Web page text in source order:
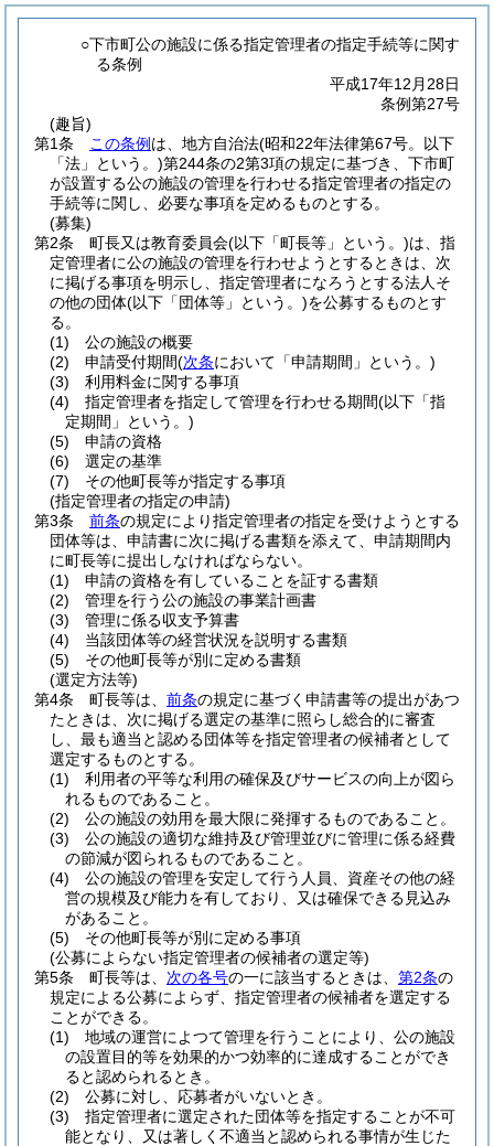
○下市町公の施設に係る指定管理者の指定手続等に関す
る条例
平成17年12月28日
条例第27号
(趣旨)
第1条
この条例 は、地方自治法(昭和22年法律第67号。以下
「法」という。)第244条の2第3項の規定に基づき、下市町
が設置する公の施設の管理を行わせる指定管理者の指定の
手続等に関し、必要な事項を定めるものとする。
(募集)
第2条
町長又は教育委員会(以下「町長等」という。)は、指
定管理者に公の施設の管理を行わせようとするときは、次
に掲げる事項を明示し、指定管理者になろうとする法人そ
の他の団体(以下「団体等」という。)を公募するものとす
る。
(1)
公の施設の概要
(2)
申請受付期間(次条において「申請期間」という。)
(3)
利用料金に関する事項
(4)
指定管理者を指定して管理を行わせる期間(以下「指
定期間」という。)
(5)
申請の資格
(6)
選定の基準
(7)
その他町長等が指定する事項
(指定管理者の指定の申請)
第3条
前条の規定により指定管理者の指定を受けようとする
団体等は、申請書に次に掲げる書類を添えて、申請期間内
に町長等に提出しなければならない。
(1)
申請の資格を有していることを証する書類
(2)
管理を行う公の施設の事業計画書
(3)
管理に係る収支予算書
(4)
当該団体等の経営状況を説明する書類
(5)
その他町長等が別に定める書類
(選定方法等)
第4条
町長等は、 前条の規定に基づく申請書等の提出があつ
たときは、次に掲げる選定の基準に照らし総合的に審査
し、最も適当と認める団体等を指定管理者の候補者として
選定するものとする。
(1)
利用者の平等な利用の確保及びサービスの向上が図ら
れるものであること。
(2)
公の施設の効用を最大限に発揮するものであること。
(3)
公の施設の適切な維持及び管理並びに管理に係る経費
の節減が図られるものであること。
(4)
公の施設の管理を安定して行う人員、資産その他の経
営の規模及び能力を有しており、又は確保できる見込み
があること。
(5)
その他町長等が別に定める事項
(公募によらない指定管理者の候補者の選定等)
第5条
町長等は、 次の各号の一に該当するときは、 第2条の
規定による公募によらず、指定管理者の候補者を選定する
ことができる。
(1)
地域の運営によつて管理を行うことにより、公の施設
の設置目的等を効果的かつ効率的に達成することができ
ると認められるとき。
(2)
公募に対し、応募者がいないとき。
(3)
指定管理者に選定された団体等を指定することが不可
能となり、又は著しく不適当と認められる事情が生じた